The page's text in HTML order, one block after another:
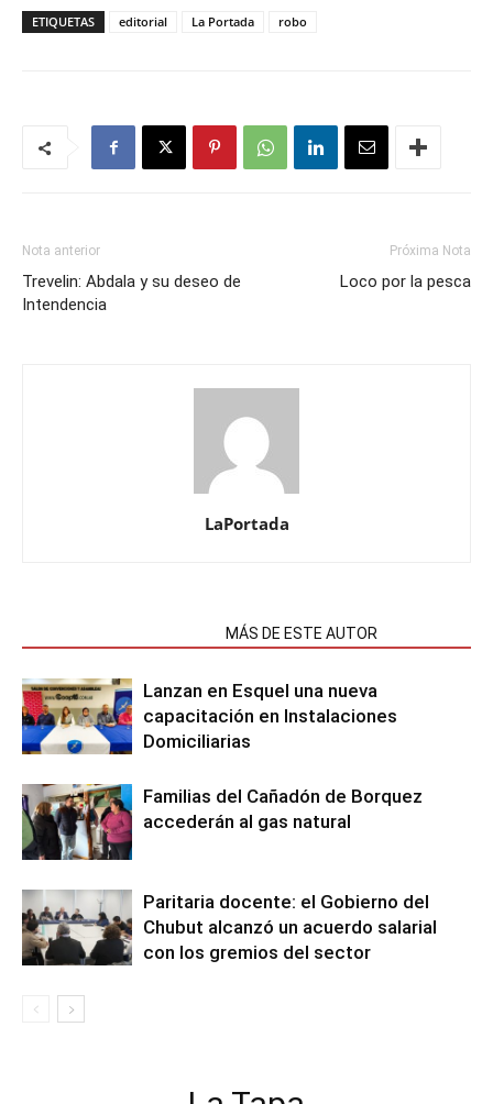
ETIQUETAS editorial La Portada robo
Nota anterior
Trevelin: Abdala y su deseo de
Intendencia
Próxima Nota
Loco por la pesca
LaPortada
MÁS DE ESTE AUTOR
Lanzan en Esquel una nueva
capacitación en Instalaciones
Domiciliarias
Familias del Cañadón de Borquez
accederán al gas natural
Paritaria docente: el Gobierno del
Chubut alcanzó un acuerdo salarial
con los gremios del sector